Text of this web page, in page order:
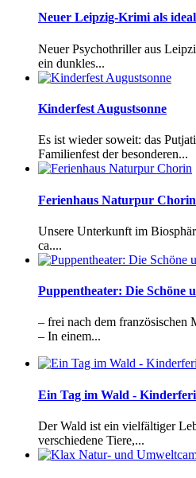
Neuer Leipzig-Krimi als
Neuer Psychothriller aus
ein dunkles...
Kinderfest Augustsonne
Es ist wieder soweit: das
Familienfest der besonderen...
Ferienhaus Naturpur Chorin
Unsere Unterkunft im
ca....
Puppentheater: Die Schöne
– frei nach dem französischen
– In einem...
Ein Tag im Wald -
Der Wald ist ein vielfältiger
verschiedene Tiere,...